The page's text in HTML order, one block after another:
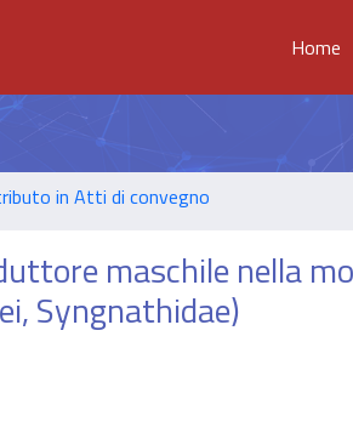
Home
in Atti di convegno
maschile nella
Syngnathidae)